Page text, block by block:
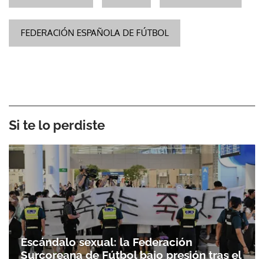
FEDERACIÓN ESPAÑOLA DE FÚTBOL
Si te lo perdiste
Escándalo sexual: la Federación
Surcoreana de Fútbol bajo presión tras el